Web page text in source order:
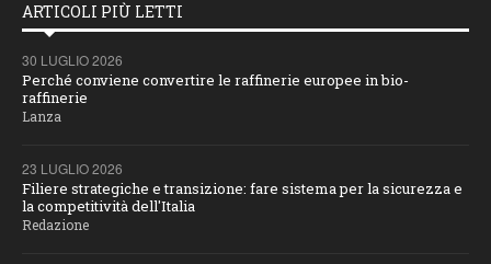
ARTICOLI PIÙ LETTI
30 LUGLIO 2026
Perché conviene convertire le raffinerie europee in bio-
raffinerie
Lanza
23 LUGLIO 2026
Filiere strategiche e transizione: fare sistema per la sicurezza e
la competitività dell'Italia
Redazione